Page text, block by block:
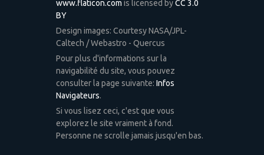
www.flaticon.com is licensed byCC 3.0
BY
Design images: Courtesy NASA/JPL-
Caltech / Webastro - Quercus
Pour plus d'informations sur la
navigabilité du site, vous pouvez
consulter la page suivante: Infos
Navigateurs.
Si vous lisez ceci, c'est que vous
explorez le site vraiment à fond.
Personne ne scrolle jamais jusqu'en bas.